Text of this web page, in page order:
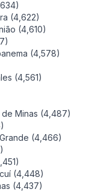
(4,622)
(4,610)
(4,578)
(4,561)
Minas (4,487)
(4,466)
(4,448)
(4,437)